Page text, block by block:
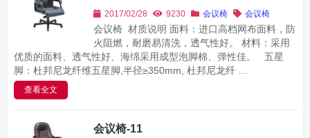
2017/02/28 9230 会议椅 会议椅
会议椅 材质说明 面料：进口高档网布面料，防
火阻燃，耐磨易清洗，透气性好。 材料：采用
优质的面料、透气性好、海绵采用成型泡脚棉、弹性佳。 五星
脚：杜邦尼龙纤维五星脚,半径≥350mm, 杜邦尼龙纤 …
查看全文
会议椅-11